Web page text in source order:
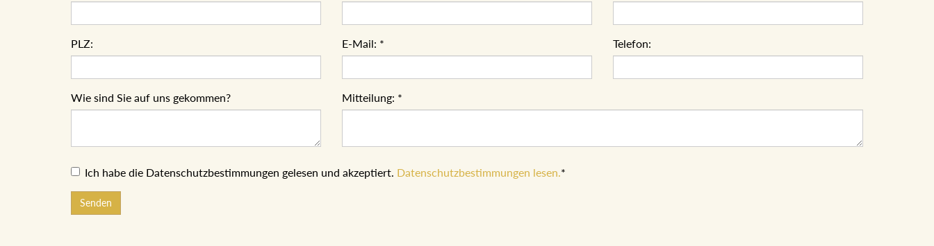
PLZ: E-Mail: * Telefon:
Wie sind Sie auf uns gekommen? Mitteilung: *
Ich habe die Datenschutzbestimmungen gelesen und akzeptiert. Datenschutzbestimmungen lesen. *
Senden